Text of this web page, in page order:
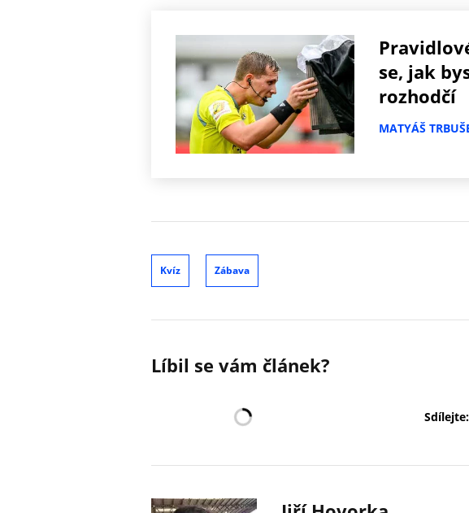
se, jak
rozhodčí
MATYÁŠ
Kvíz Zábava
Líbil se vám článek?
Sdílejte: